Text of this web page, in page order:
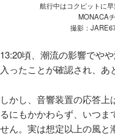
航行中はコクピットに
MONACA
撮影：
13:20頃、潮流の影響でや
入ったことが確認され、あ
しかし、音響装置の応答
るにもかかわらず、いつま
せん。実は想定以上の風と